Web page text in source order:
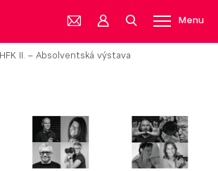
Menu
HFK II. – Absolventská výstava